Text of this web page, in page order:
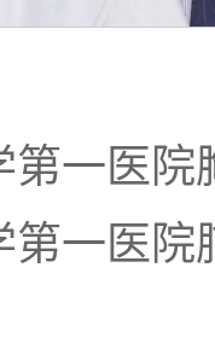
第一医
第一医